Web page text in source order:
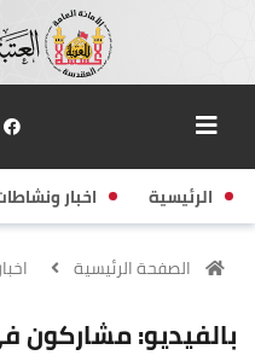
الرئيسية اخبار
الصفحة الرئيسية اخبار
بالفيديو: